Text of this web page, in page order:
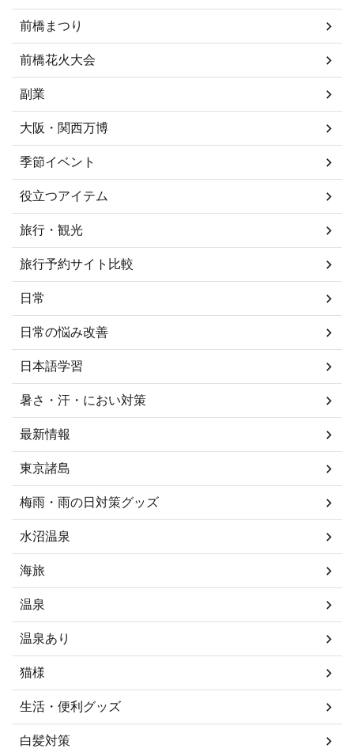
前橋まつり
前橋花火大会
副業
大阪・関西万博
季節イベント
役立つアイテム
旅行・観光
旅行予約サイト比較
日常
日常の悩み改善
日本語学習
暑さ・汗・におい対策
最新情報
東京諸島
梅雨・雨の日対策グッズ
水沼温泉
海旅
温泉
温泉あり
猫様
生活・便利グッズ
白髪対策